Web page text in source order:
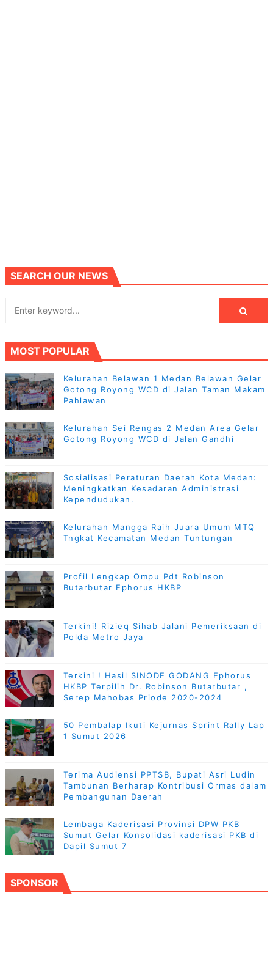
SEARCH OUR NEWS
MOST POPULAR
Kelurahan Belawan 1 Medan Belawan Gelar
Gotong Royong WCD di Jalan Taman Makam
Pahlawan
Kelurahan Sei Rengas 2 Medan Area Gelar
Gotong Royong WCD di Jalan Gandhi
Sosialisasi Peraturan Daerah Kota Medan:
Meningkatkan Kesadaran Administrasi
Kependudukan.
Kelurahan Mangga Raih Juara Umum MTQ
Tngkat Kecamatan Medan Tuntungan
Profil Lengkap Ompu Pdt Robinson
Butarbutar Ephorus HKBP
Terkini! Rizieq Sihab Jalani Pemeriksaan di
Polda Metro Jaya
Terkini ! Hasil SINODE GODANG Ephorus
HKBP Terpilih Dr. Robinson Butarbutar ,
Serep Mahobas Priode 2020-2024
50 Pembalap Ikuti Kejurnas Sprint Rally Lap
1 Sumut 2026
Terima Audiensi PPTSB, Bupati Asri Ludin
Tambunan Berharap Kontribusi Ormas dalam
Pembangunan Daerah
Lembaga Kaderisasi Provinsi DPW PKB
Sumut Gelar Konsolidasi kaderisasi PKB di
Dapil Sumut 7
SPONSOR